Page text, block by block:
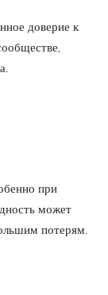
доверие к
при
может
потерям.